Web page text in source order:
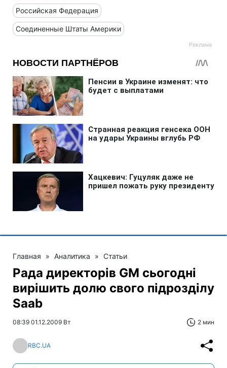
Российская Федерация
Соединенные Штаты Америки
Главная » Аналитика » Статьи
Рада директорів GM сьогодні
вирішить долю свого підрозділу
Saab
08:39 01.12.2009 Вт 2 мин
RBC.UA